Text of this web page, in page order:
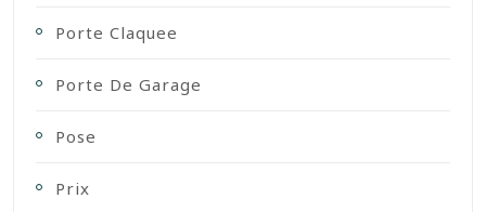
Porte Claquee
Porte De Garage
Pose
Prix